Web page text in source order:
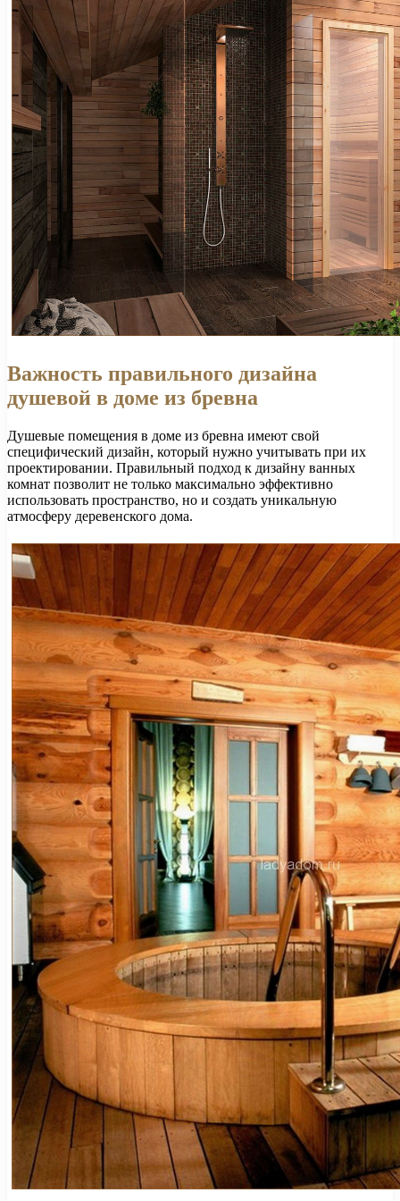
Важность правильного дизайна
душевой в доме из бревна
Душевые помещения в доме из бревна имеют свой
специфический дизайн, который нужно учитывать при их
проектировании. Правильный подход к дизайну ванных
комнат позволит не только максимально эффективно
использовать пространство, но и создать уникальную
атмосферу деревенского дома.